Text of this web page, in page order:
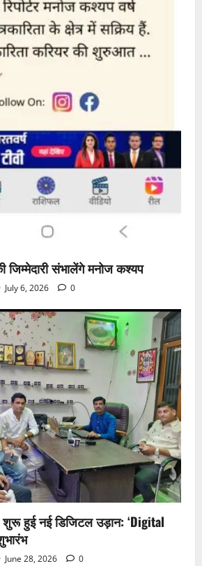
संभालेंगे मनोज कश्यप
July 6, 2026 0
हुई नई डिजिटल उड़ान: ‘Digital
June 28, 2026 0